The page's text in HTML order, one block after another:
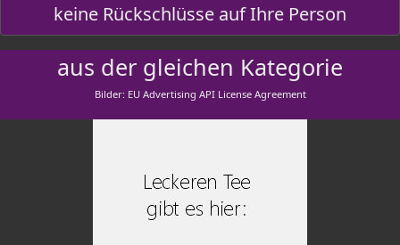
keine Rückschlüsse auf Ihre Person
aus der gleichen Kategorie
Bilder: EU Advertising API License Agreement